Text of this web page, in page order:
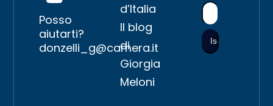
Posso
aiutarti?
donzelli_g@camera.it
d’Italia
Il blog
di
Giorgia
Meloni